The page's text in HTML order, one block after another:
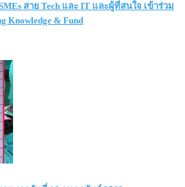
สาย Tech และ IT และผู้ที่สนใจ เข้าร่วม
Knowledge & Fund